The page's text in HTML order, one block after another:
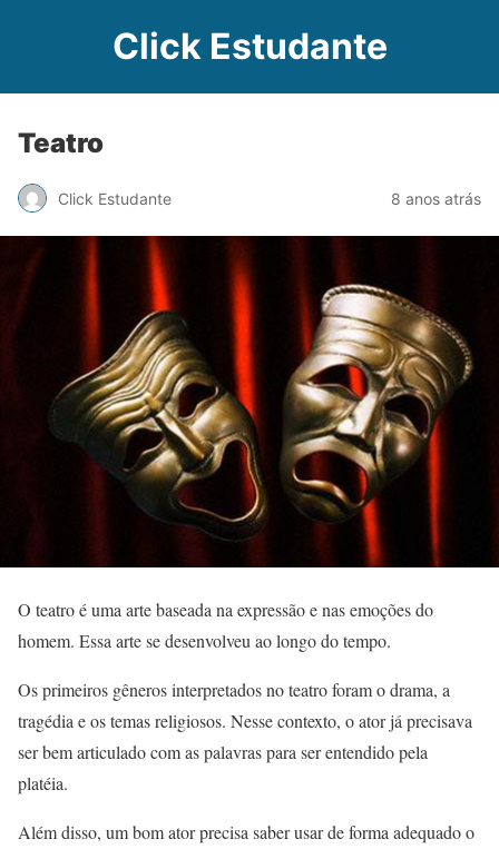
Click Estudante
Teatro
Click Estudante 8 anos atrás
O teatro é uma arte baseada na expressão e nas emoções do
homem. Essa arte se desenvolveu ao longo do tempo.
Os primeiros gêneros interpretados no teatro foram o drama, a
tragédia e os temas religiosos. Nesse contexto, o ator já precisava
ser bem articulado com as palavras para ser entendido pela
platéia.
Além disso, um bom ator precisa saber usar de forma adequado o